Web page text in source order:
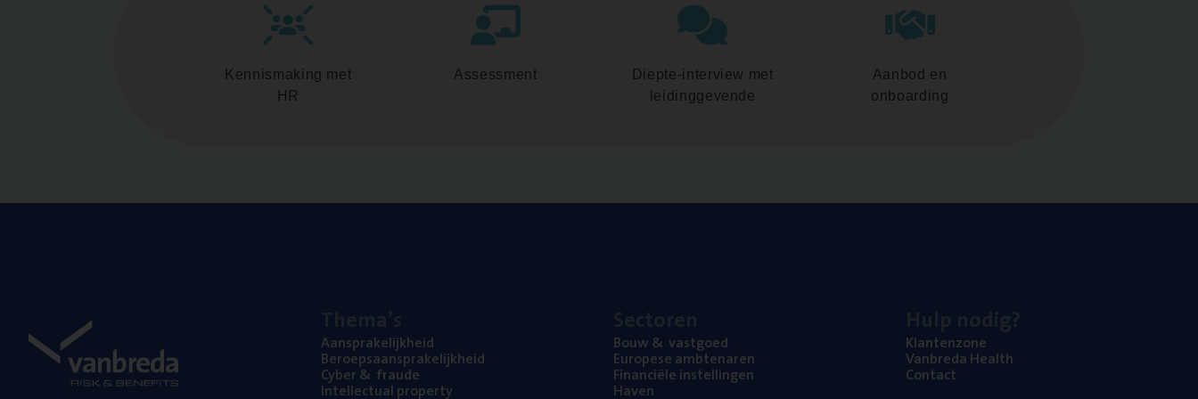
Kennismaking met
HR
Assessment
Diepte-interview met
leidinggevende
Aanbod en
onboarding
Aan­spra­ke­lijk­heid
Beroeps­aan­spra­ke­lijk­heid
Cyber& fraude
Intel­lec­tu­al property
Bouw& vastgoed
Euro­pe­se ambtenaren
Finan­ci­ë­le instellingen
Haven
Klan­ten­zo­ne
Van­b­re­da Health
Con­tact